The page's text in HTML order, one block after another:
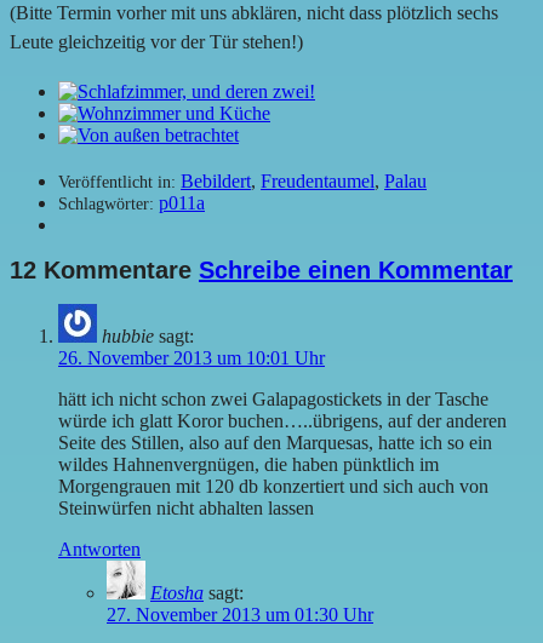
(Bitte Termin vorher mit uns abklären, nicht dass plötzlich sechs
Leute gleichzeitig vor der Tür stehen!)
Veröffentlicht in: Bebildert, Freudentaumel, Palau
Schlagwörter: p011a
12 Kommentare Schreibe einen Kommentar
hubbie sagt:
26. November 2013 um 10:01 Uhr
hätt ich nicht schon zwei Galapagostickets in der Tasche
würde ich glatt Koror buchen…..übrigens, auf der anderen
Seite des Stillen, also auf den Marquesas, hatte ich so ein
wildes Hahnenvergnügen, die haben pünktlich im
Morgengrauen mit 120 db konzertiert und sich auch von
Steinwürfen nicht abhalten lassen
Antworten
Etosha sagt:
27. November 2013 um 01:30 Uhr